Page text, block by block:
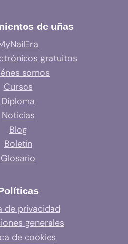
de uñas
gratuitos
somos
Cursos
Diploma
Noticias
Blog
Boletín
Glosario
de privacidad
generales
de cookies